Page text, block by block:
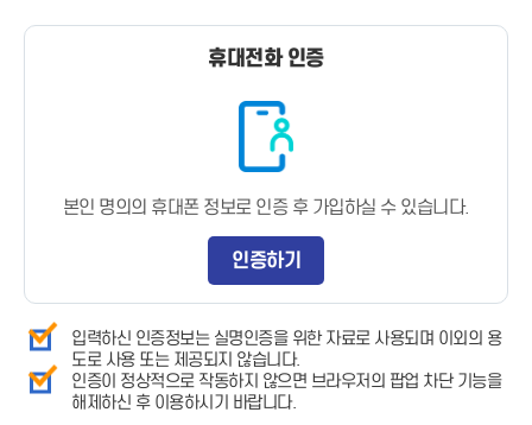
휴대전화 인증
본인 명의의 휴대폰 정보로 인증 후 가입하실 수 있습니다.
인증하기
입력하신 인증정보는 실명인증을 위한 자료로 사용되며 이외의 용
도로 사용 또는 제공되지 않습니다.
인증이 정상적으로 작동하지 않으면 브라우저의 팝업 차단 기능을
해제하신 후 이용하시기 바랍니다.